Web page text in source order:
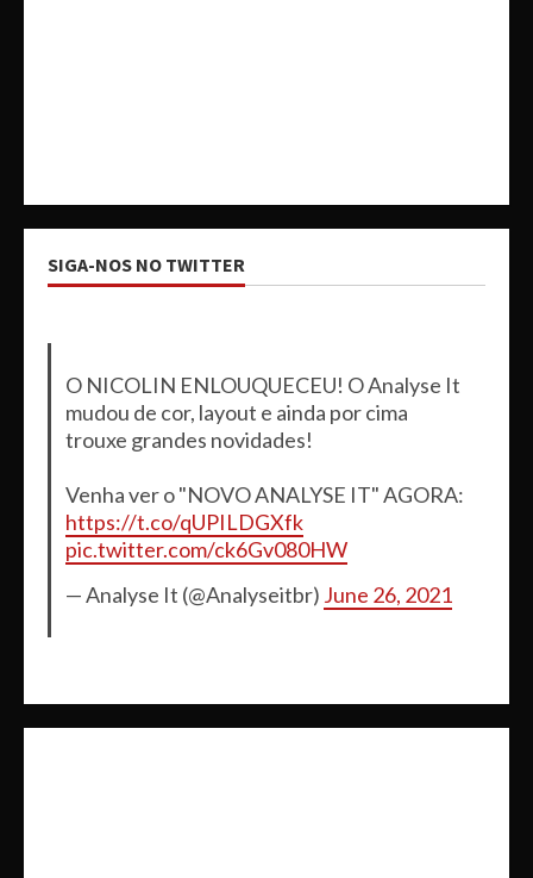
SIGA-NOS NO TWITTER
O NICOLIN ENLOUQUECEU! O Analyse It
mudou de cor, layout e ainda por cima
trouxe grandes novidades!
Venha ver o "NOVO ANALYSE IT" AGORA:
https://t.co/qUPILDGXfk
pic.twitter.com/ck6Gv080HW
— Analyse It (@Analyseitbr) June 26, 2021